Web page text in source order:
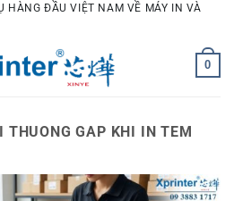
HÀNG ĐẦU VIỆT NAM VỀ MÁY IN VÀ
0
THUONG GAP KHI IN TEM